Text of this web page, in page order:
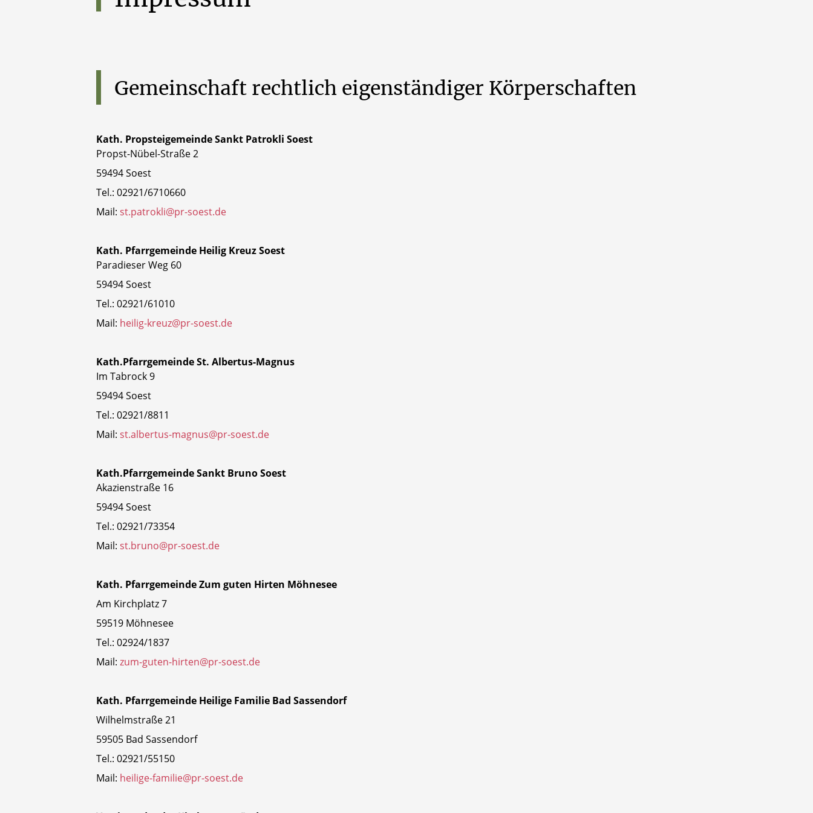
Gemeinschaft rechtlich eigenständiger Körperschaften
Kath. Propsteigemeinde Sankt Patrokli Soest
Propst-Nübel-Straße 2
59494 Soest
Tel.: 02921/6710660
Mail: st.patrokli@pr-soest.de
Kath. Pfarrgemeinde Heilig Kreuz Soest
Paradieser Weg 60
59494 Soest
Tel.: 02921/61010
Mail: heilig-kreuz@pr-soest.de
Kath.Pfarrgemeinde St. Albertus-Magnus
Im Tabrock 9
59494 Soest
Tel.: 02921/8811
Mail: st.albertus-magnus@pr-soest.de
Kath.Pfarrgemeinde Sankt Bruno Soest
Akazienstraße 16
59494 Soest
Tel.: 02921/73354
Mail: st.bruno@pr-soest.de
Kath. Pfarrgemeinde Zum guten Hirten Möhnesee
Am Kirchplatz 7
59519 Möhnesee
Tel.: 02924/1837
Mail: zum-guten-hirten@pr-soest.de
Kath. Pfarrgemeinde Heilige Familie Bad Sassendorf
Wilhelmstraße 21
59505 Bad Sassendorf
Tel.: 02921/55150
Mail: heilige-familie@pr-soest.de